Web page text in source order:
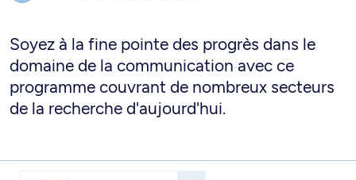
Soyez à la fine pointe des progrès dans le
domaine de la communication avec ce
programme couvrant de nombreux secteurs
de la recherche d'aujourd'hui.